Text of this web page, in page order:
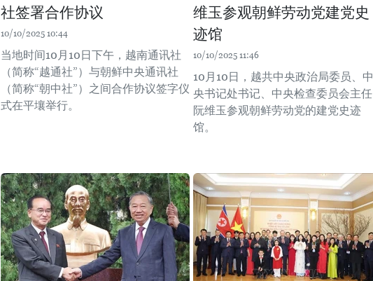
社签署合作协议
10/10/2025 10:44
当地时间10月10日下午，越南通讯社
（简称“越通社”）与朝鲜中央通讯社
（简称“朝中社”）之间合作协议签字仪
式在平壤举行。
维玉参观朝鲜劳动党建党史
迹馆
10/10/2025 11:46
10月10日，越共中央政治局委员、中
央书记处书记、中央检查委员会主任
阮维玉参观朝鲜劳动党的建党史迹
馆。